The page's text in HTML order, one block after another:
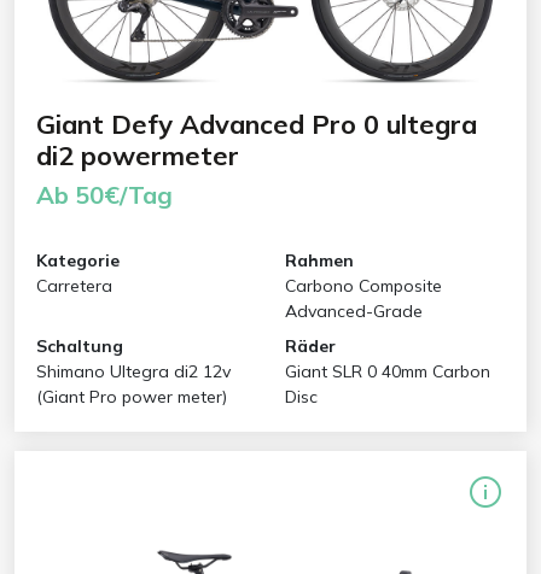
Giant Defy Advanced Pro 0 ultegra
di2 powermeter
Ab 50€/Tag
Kategorie
Carretera
Rahmen
Carbono Composite
Advanced-Grade
Schaltung
Shimano Ultegra di2 12v
(Giant Pro power meter)
Räder
Giant SLR 0 40mm Carbon
Disc